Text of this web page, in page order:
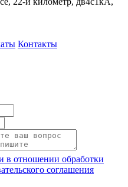
Контакты
в отношении обработки
соглашения